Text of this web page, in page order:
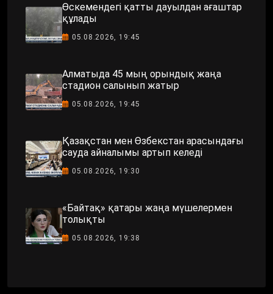
Өскемендегі қатты дауылдан ағаштар
құлады
05.08.2026, 19:45
Алматыда 45 мың орындық жаңа
стадион салынып жатыр
05.08.2026, 19:45
Қазақстан мен Өзбекстан арасындағы
сауда айналымы артып келеді
05.08.2026, 19:30
«Байтақ» қатары жаңа мүшелермен
толықты
05.08.2026, 19:38